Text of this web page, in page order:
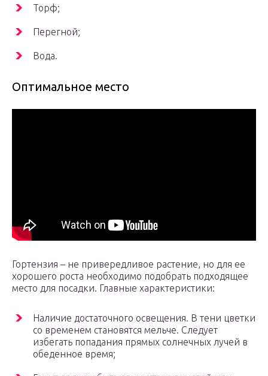
Торф;
Перегной;
Вода.
Оптимальное место
Гортензия – не привередливое растение, но для ее
хорошего роста необходимо подобрать подходящее
место для посадки. Главные характеристики:
Наличие достаточного освещения. В тени цветки
со временем становятся мельче. Следует
избегать попадания прямых солнечных лучей в
обеденное время;